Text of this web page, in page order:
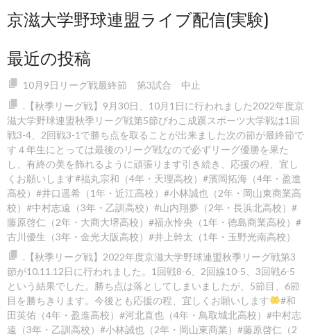
京滋大学野球連盟ライブ配信(実験)
最近の投稿
10月9日リーグ戦最終節 第3試合 中止
.【秋季リーグ戦】9月30日、10月1日に行われました2022年度京
滋大学野球連盟秋季リーグ戦第5節びわこ成蹊スポーツ大学戦は1回
戦3-4、2回戦3-1で勝ち点を取ることが出来ました️次の節が最終節で
す４年生にとっては最後のリーグ戦なので必ずリーグ優勝を果た
し、有終の美を飾れるように頑張ります️引き続き、応援の程、宜し
くお願いします#福丸宗和（4年・天理高校）#濱岡拓海（4年・盈進
高校）#井口遥希（1年・近江高校）#小林誠也（2年・岡山東商業高
校）#中村志遠（3年・乙訓高校）#山内翔夢（2年・長浜北高校）#
藤原啓仁（2年・大商大堺高校）#福永怜央（1年・徳島商業高校）#
古川優生（3年・金光大阪高校）#井上幹太（1年・玉野光南高校）
.【秋季リーグ戦】2022年度京滋大学野球連盟秋季リーグ戦第3
節が10.11.12日に行われました。1回戦8-6 、2回線10-5 、3回戦6-5
という結果でした。勝ち点は落としてしまいましたが、5節目、6節
目を勝ちきります。今後とも応援の程、宜しくお願いします
#和
田英佑（4年・盈進高校）#河北直也（4年・鳥取城北高校）#中村志
遠（3年・乙訓高校）#小林誠也（2年・岡山東商業）#藤原啓仁（2